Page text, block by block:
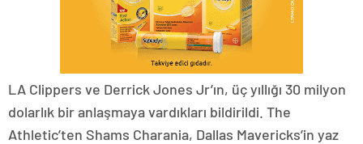
LA Clippers ve Derrick Jones Jr’ın, üç yıllığı 30 milyon
dolarlık bir anlaşmaya vardıkları bildirildi. The
Athletic’ten Shams Charania, Dallas Mavericks’in yaz